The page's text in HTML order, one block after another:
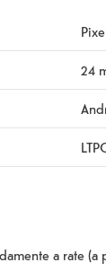
24
a rate (a